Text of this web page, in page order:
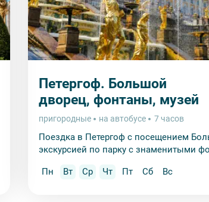
Петергоф. Большой
дворец, фонтаны, музей
пригородные на автобусе 7 часов
Поездка в Петергоф с посещением
экскурсией по парку с знаменитыми
Пн Вт Ср Чт Пт Сб Вс